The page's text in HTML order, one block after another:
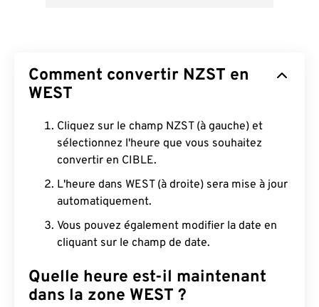
Comment convertir NZST en
WEST
Cliquez sur le champ NZST (à gauche) et
sélectionnez l'heure que vous souhaitez
convertir en CIBLE.
L'heure dans WEST (à droite) sera mise à jour
automatiquement.
Vous pouvez également modifier la date en
cliquant sur le champ de date.
Quelle heure est-il maintenant
dans la zone WEST ?